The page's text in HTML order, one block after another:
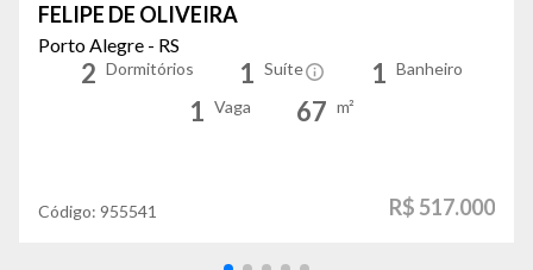
FELIPE DE OLIVEIRA
Porto Alegre - RS
2 Dormitórios 1 Suíte 1 Banheiro
1 Vaga 67 m²
Código: 955541 R$ 517.000